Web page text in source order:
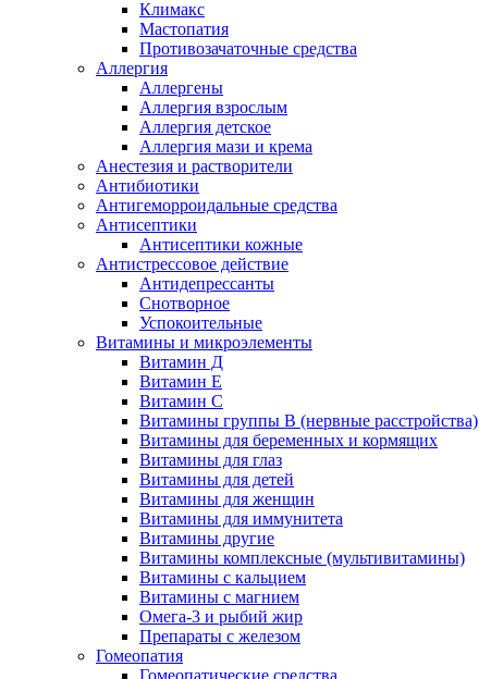
Климакс
Мастопатия
Противозачаточные средства
Аллергия
Аллергены
Аллергия взрослым
Аллергия детское
Аллергия мази и крема
Анестезия и растворители
Антибиотики
Антигеморроидальные средства
Антисептики
Антисептики кожные
Антистрессовое действие
Антидепрессанты
Снотворное
Успокоительные
Витамины и микроэлементы
Витамин Д
Витамин Е
Витамин С
Витамины группы В (нервные расстройства)
Витамины для беременных и кормящих
Витамины для глаз
Витамины для детей
Витамины для женщин
Витамины для иммунитета
Витамины другие
Витамины комплексные (мультивитамины)
Витамины с кальцием
Витамины с магнием
Омега-3 и рыбий жир
Препараты с железом
Гомеопатия
Гомеопатические средства